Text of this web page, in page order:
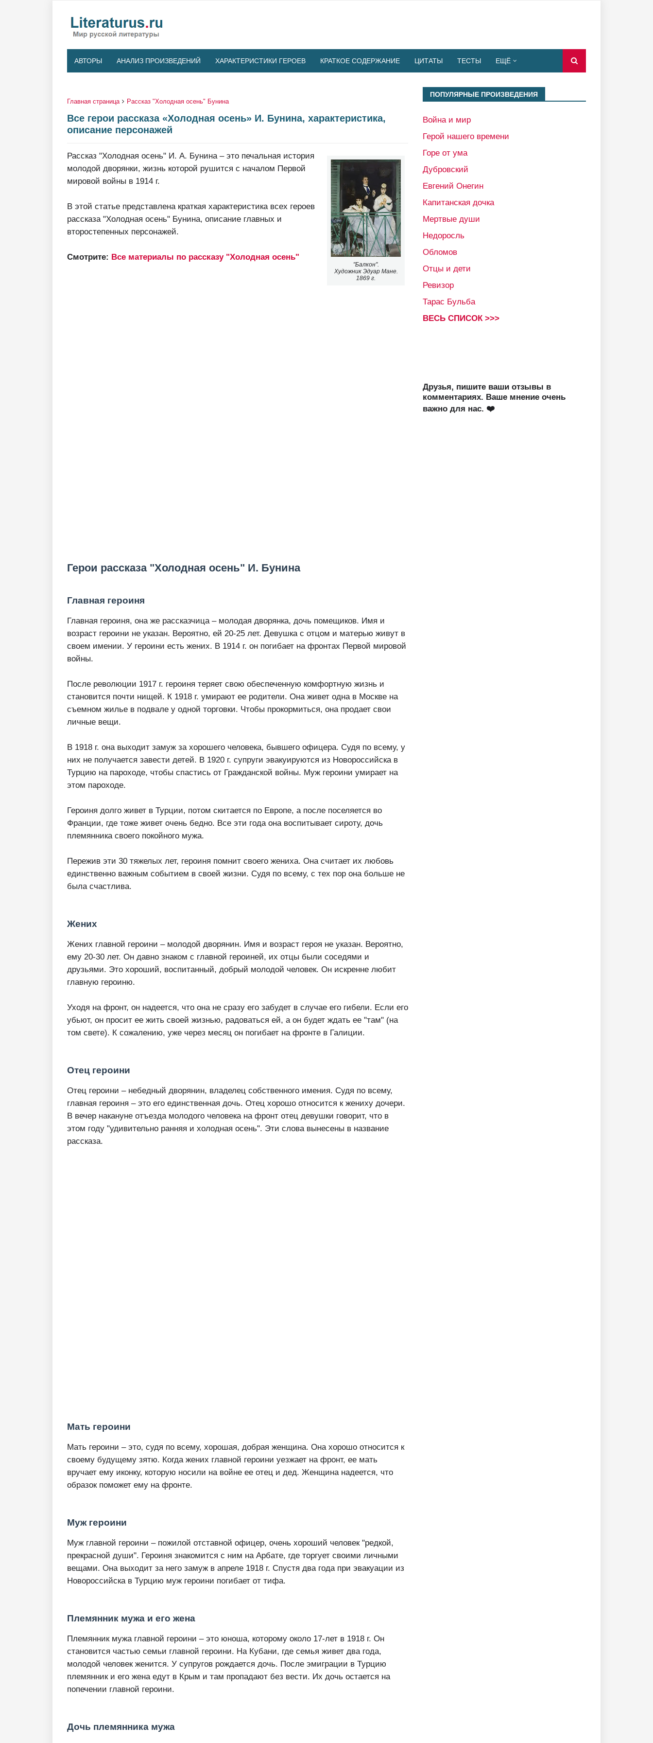
АВТОРЫ АНАЛИЗ ПРОИЗВЕДЕНИЙ ХАРАКТЕРИСТИКИ ГЕРОЕВ КРАТКОЕ СОДЕРЖАНИЕ ЦИТАТЫ ТЕСТЫ ЕЩЁ
Главная страница Рассказ "Холодная осень" Бунина
Все герои рассказа «Холодная осень» И. Бунина, характеристика,
описание персонажей
"Балкон".
Художник Эдуар Мане.
1869 г.
Рассказ "Холодная осень" И. А. Бунина – это печальная история
молодой дворянки, жизнь которой рушится с началом Первой
мировой войны в 1914 г.
В этой статье представлена краткая характеристика всех героев
рассказа "Холодная осень" Бунина, описание главных и
второстепенных персонажей.
Смотрите: Все материалы по рассказу "Холодная осень"
Герои рассказа "Холодная осень" И. Бунина
Главная героиня
Главная героиня, она же рассказчица – молодая дворянка, дочь помещиков. Имя и
возраст героини не указан. Вероятно, ей 20-25 лет. Девушка с отцом и матерью живут в
своем имении. У героини есть жених. В 1914 г. он погибает на фронтах Первой мировой
войны.
После революции 1917 г. героиня теряет свою обеспеченную комфортную жизнь и
становится почти нищей. К 1918 г. умирают ее родители. Она живет одна в Москве на
съемном жилье в подвале у одной торговки. Чтобы прокормиться, она продает свои
личные вещи.
В 1918 г. она выходит замуж за хорошего человека, бывшего офицера. Судя по всему, у
них не получается завести детей. В 1920 г. супруги эвакуируются из Новороссийска в
Турцию на пароходе, чтобы спастись от Гражданской войны. Муж героини умирает на
этом пароходе.
Героиня долго живет в Турции, потом скитается по Европе, а после поселяется во
Франции, где тоже живет очень бедно. Все эти года она воспитывает сироту, дочь
племянника своего покойного мужа.
Пережив эти 30 тяжелых лет, героиня помнит своего жениха. Она считает их любовь
единственно важным событием в своей жизни. Судя по всему, с тех пор она больше не
была счастлива.
Жених
Жених главной героини – молодой дворянин. Имя и возраст героя не указан. Вероятно,
ему 20-30 лет. Он давно знаком с главной героиней, их отцы были соседями и
друзьями. Это хороший, воспитанный, добрый молодой человек. Он искренне любит
главную героиню.
Уходя на фронт, он надеется, что она не сразу его забудет в случае его гибели. Если его
убьют, он просит ее жить своей жизнью, радоваться ей, а он будет ждать ее "там" (на
том свете). К сожалению, уже через месяц он погибает на фронте в Галиции.
Отец героини
Отец героини – небедный дворянин, владелец собственного имения. Судя по всему,
главная героиня – это его единственная дочь. Отец хорошо относится к жениху дочери.
В вечер накануне отъезда молодого человека на фронт отец девушки говорит, что в
этом году "удивительно ранняя и холодная осень". Эти слова вынесены в название
рассказа.
Мать героини
Мать героини – это, судя по всему, хорошая, добрая женщина. Она хорошо относится к
своему будущему зятю. Когда жених главной героини уезжает на фронт, ее мать
вручает ему иконку, которую носили на войне ее отец и дед. Женщина надеется, что
образок поможет ему на фронте.
Муж героини
Муж главной героини – пожилой отставной офицер, очень хороший человек "редкой,
прекрасной души". Героиня знакомится с ним на Арбате, где торгует своими личными
вещами. Она выходит за него замуж в апреле 1918 г. Спустя два года при эвакуации из
Новороссийска в Турцию муж героини погибает от тифа.
Племянник мужа и его жена
Племянник мужа главной героини – это юноша, которому около 17-лет в 1918 г. Он
становится частью семьи главной героини. На Кубани, где семья живет два года,
молодой человек женится. У супругов рождается дочь. После эмиграции в Турцию
племянник и его жена едут в Крым и там пропадают без вести. Их дочь остается на
попечении главной героини.
Дочь племянника мужа
ПОПУЛЯРНЫЕ ПРОИЗВЕДЕНИЯ
Война и мир
Герой нашего времени
Горе от ума
Дубровский
Евгений Онегин
Капитанская дочка
Мертвые души
Недоросль
Обломов
Отцы и дети
Ревизор
Тарас Бульба
ВЕСЬ СПИСОК >>>
Друзья, пишите ваши отзывы в
комментариях. Ваше мнение очень
важно для нас. ❤️